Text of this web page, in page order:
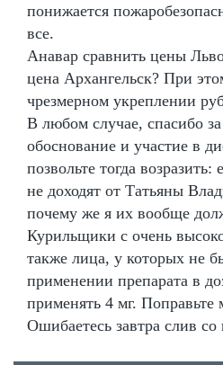
понижается
все.
Анавар сравнить цены
цена Архангельск? При
чрезмерном укреплении
В любом случае, спасибо
обоснование и участие в
позвольте тогда возразить:
не доходят от Татьяны
почему же я их вообще
Курильщики с очень
также лица, у которых не
применении препарата в
применять 4 мг.
Ошибаетесь завтра слив